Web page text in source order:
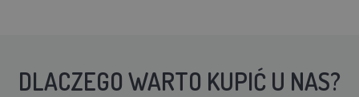
DLACZEGO WARTO KUPIĆ U NAS?